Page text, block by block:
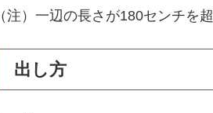
（注）一辺の長さが180センチを
出し方